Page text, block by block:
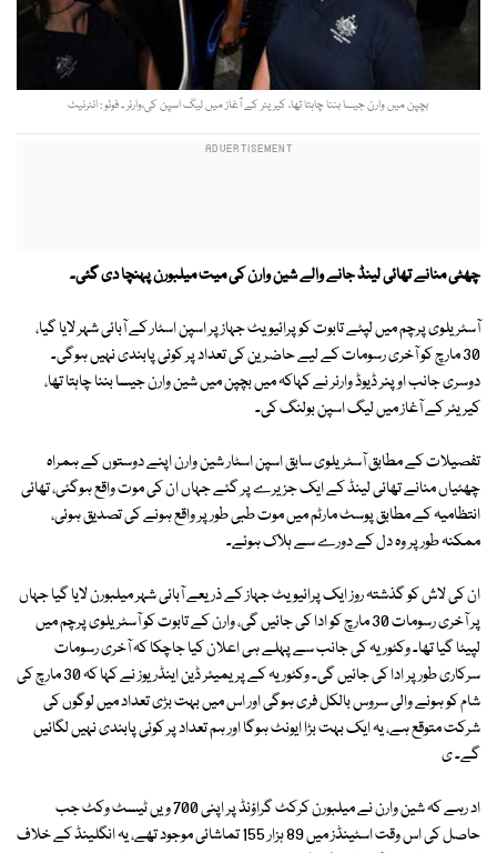
بچپن میں وارن جیسا بننا چاہتا تھا، کیریئر کے آغاز میں لیگ اسپن کی،وارنر ۔ فوٹو : انٹرنیٹ
چھٹی منانے تھائی لینڈ جانے والے شین وارن کی میت میلبورن پہنچا دی گئی۔
آسٹریلوی پرچم میں لپٹے تابوت کو پرائیویٹ جہاز پر اسپن اسٹار کے آبائی شہر لایا گیا،
30 مارچ کو آخری رسومات کے لیے حاضرین کی تعداد پر کوئی پابندی نہیں ہوگی۔
دوسری جانب اوپنر ڈیوڈ وارنر نے کہاکہ میں بچپن میں شین وارن جیسا بننا چاہتا تھا،
کیریئر کے آغاز میں لیگ اسپن بولنگ کی۔
تفصیلات کے مطابق آسٹریلوی سابق اسپن اسٹار شین وارن اپنے دوستوں کے ہمراہ
چھٹیاں منانے تھائی لینڈ کے ایک جزیرے پر گئے جہاں ان کی موت واقع ہوگئی، تھائی
انتظامیہ کے مطابق پوسٹ مارٹم میں موت طبی طور پر واقع ہونے کی تصدیق ہوئی،
ممکنہ طور پر وہ دل کے دورے سے ہلاک ہوئے۔
ان کی لاش کو گذشتہ روز ایک پرائیویٹ جہاز کے ذریعے آبائی شہر میلبورن لایا گیا جہاں
پر آخری رسومات 30 مارچ کو ادا کی جائیں گی، وارن کے تابوت کو آسٹریلوی پرچم میں
لپیٹا گیا تھا۔ وکٹوریہ کی جانب سے پہلے ہی اعلان کیا جاچکا کہ آخری رسومات
سرکاری طور پر ادا کی جائیں گی۔ وکٹوریہ کے پریمیئر ڈین اینڈریوز نے کہا کہ 30 مارچ کی
شام کو ہونے والی سروس بالکل فری ہوگی اور اس میں بہت بڑی تعداد میں لوگوں کی
شرکت متوقع ہے، یہ ایک بہت بڑا ایونٹ ہوگا اور ہم تعداد پر کوئی پابندی نہیں لگائیں
گے۔ ی
اد رہے کہ شین وارن نے میلبورن کرکٹ گراؤنڈ پر اپنی 700 ویں ٹیسٹ وکٹ جب
حاصل کی اس وقت اسٹینڈز میں 89 ہزار 155 تماشائی موجود تھے، یہ انگلینڈ کے خلاف